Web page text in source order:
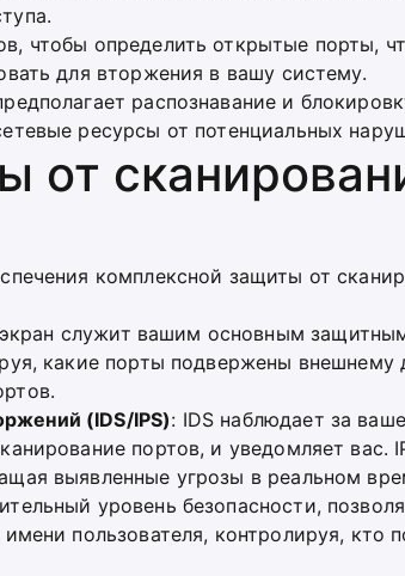
чтобы определить открытые порты,
для вторжения в вашу систему.
распознавание и
ресурсы от потенциальных
от
комплексной защиты от
служит вашим основным
какие порты подвержены внешнему
(IDS/IPS): IDS наблюдает за
портов, и уведомляет вас.
выявленные угрозы в реальном
уровень безопасности,
пользователя, контролируя, кто